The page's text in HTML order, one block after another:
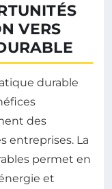
VERS
durable
des
entreprises. La
permet en
et